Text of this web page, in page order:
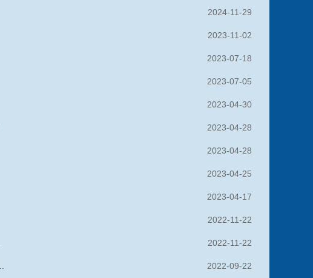
2024-11-29
2023-11-02
2023-07-18
2023-07-05
2023-04-30
2023-04-28
2023-04-28
2023-04-25
2023-04-17
2022-11-22
2022-11-22
2022-09-22